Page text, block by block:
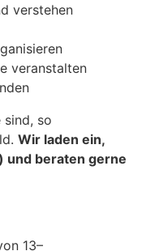
verstehen
veranstalten
so
Wir laden ein,
beraten gerne